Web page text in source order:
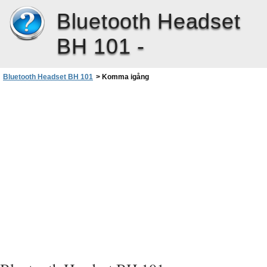
Bluetooth Headset
BH 101 -
Bluetooth Headset BH 101 > Komma igång